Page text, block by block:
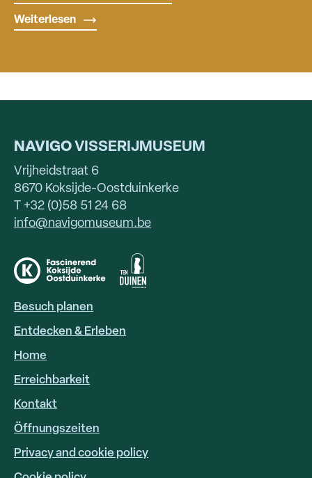
Weiterlesen
NAVIGO VISSERIJMUSEUM
Vrijheidstraat 6
8670 Koksijde-Oostduinkerke
T +32 (0)58 51 24 68
info@navigomuseum.be
HOOFDNAVIGATIE
DE
Besuch planen
Entdecken & Erleben
Home
FOOTER
LINKS
Erreichbarkeit
Kontakt
Öffnungszeiten
Privacy and cookie policy